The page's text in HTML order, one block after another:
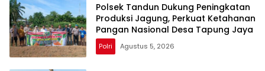
Polsek Tandun Dukung Peningkatan
Produksi Jagung, Perkuat Ketahanan
Pangan Nasional Desa Tapung Jaya
Polri Agustus 5, 2026